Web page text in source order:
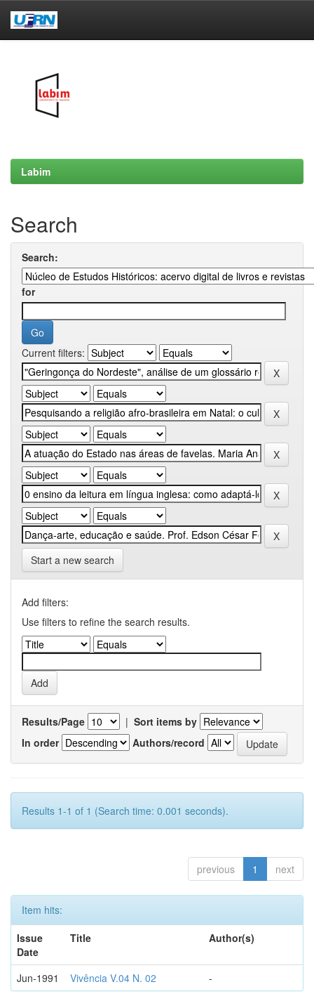
Labim
Search
Search:
for
Current filters:
Start a new search
Add filters:
Use filters to refine the search results.
Results/Page | Sort items by
In order
Authors/record
Results 1-1 of 1 (Search time: 0.001 seconds).
previous 1 next
Item hits:
Issue
Date
Title Author(s)
Jun-1991 Vivência V.04 N. 02 -